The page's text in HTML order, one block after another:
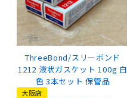
ThreeBond/スリーボンド
1212 液状ガスケット 100g 白
色 3本セット 保管品
大阪店